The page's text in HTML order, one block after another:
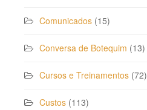
Comunicados (15)
Conversa de Botequim (13)
Cursos e Treinamentos (72)
Custos (113)